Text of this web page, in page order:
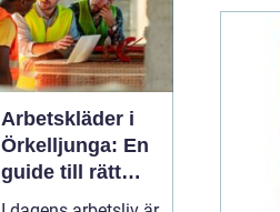
Arbetskläder i
Örkelljunga: En
guide till rätt
skydd och
för